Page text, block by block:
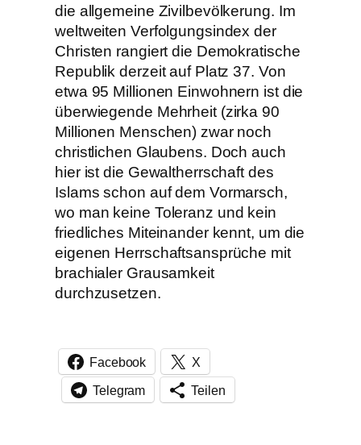
die allgemeine Zivilbevölkerung. Im
weltweiten Verfolgungsindex der
Christen rangiert die Demokratische
Republik derzeit auf Platz 37. Von
etwa 95 Millionen Einwohnern ist die
überwiegende Mehrheit (zirka 90
Millionen Menschen) zwar noch
christlichen Glaubens. Doch auch
hier ist die Gewaltherrschaft des
Islams schon auf dem Vormarsch,
wo man keine Toleranz und kein
friedliches Miteinander kennt, um die
eigenen Herrschaftsansprüche mit
brachialer Grausamkeit
durchzusetzen.
Facebook X
Telegram Teilen